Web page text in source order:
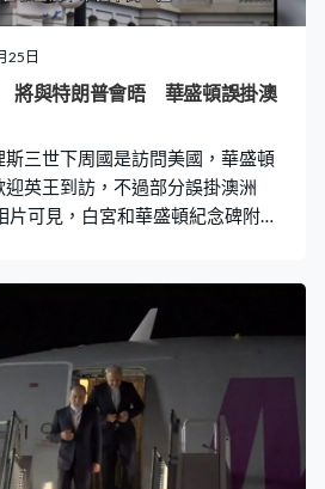
25日
將與特朗普會晤 華盛頓誤掛澳
斯三世下周國是訪問美國，華盛頓
英王到訪，不過部分誤掛澳洲
片可見，白宮和華盛頓紀念碑附近
期間將與總統特朗普會面及在國
約和弗吉尼亞州。 特朗普稱將與查
、北約及英國對美徵收的數碼服務